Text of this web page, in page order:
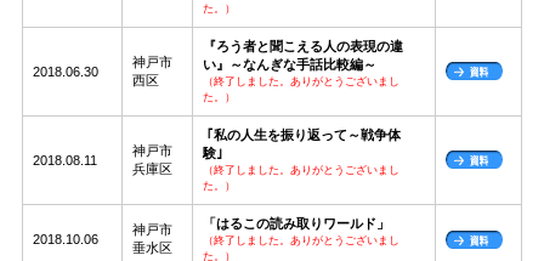
た。）
2018.06.30
神戸市
西区
『ろう者と聞こえる人の表現の違
い』～なんぎな手話比較編～
（終了しました。ありがとうございまし
た。）
2018.08.11
神戸市
兵庫区
｢私の人生を振り返って～戦争体
験｣
（終了しました。ありがとうございまし
た。）
2018.10.06
神戸市
垂水区
「はるこの読み取りワールド」
（終了しました。ありがとうございまし
た。）